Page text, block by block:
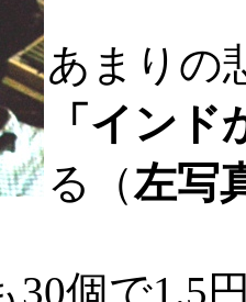
あまりの
「イン
る（左写
30個で1.5